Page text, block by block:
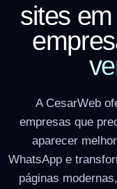
sites
A CesarWeb
empresas que
aparecer
WhatsApp e
páginas